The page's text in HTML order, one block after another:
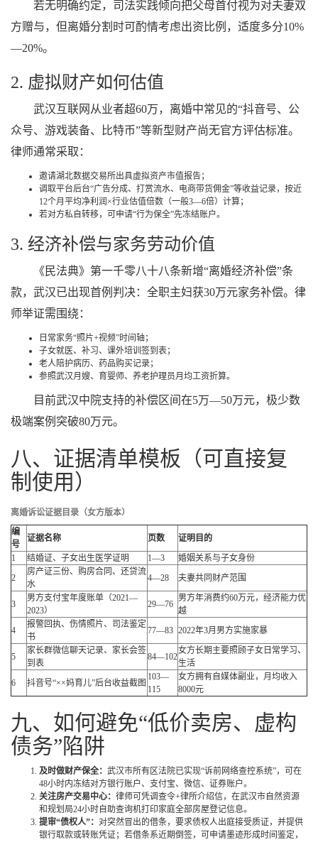
若无明确约定，司法实践倾向把父母首付视为对夫妻双
方赠与，但离婚分割时可酌情考虑出资比例，适度多分10%
—20%。
2. 虚拟财产如何估值
武汉互联网从业者超60万，离婚中常见的“抖音号、公
众号、游戏装备、比特币”等新型财产尚无官方评估标准。
律师通常采取：
邀请湖北数据交易所出具虚拟资产市值报告；
调取平台后台“广告分成、打赏流水、电商带货佣金”等收益记录，按近
12个月平均净利润×行业估值倍数（一般3—6倍）计算；
若对方私自转移，可申请“行为保全”先冻结账户。
3. 经济补偿与家务劳动价值
《民法典》第一千零八十八条新增“离婚经济补偿”条
款，武汉已出现首例判决：全职主妇获30万元家务补偿。律
师举证需围绕：
日常家务“照片+视频”时间轴；
子女就医、补习、课外培训签到表；
老人陪护病历、药品购买记录；
参照武汉月嫂、育婴师、养老护理员月均工资折算。
目前武汉中院支持的补偿区间在5万—50万元，极少数
极端案例突破80万元。
八、证据清单模板（可直接复
制使用）
离婚诉讼证据目录（女方版本）
编
号
证据名称 页数
证明目的
1
结婚证、子女出生医学证明 1—3
婚姻关系与子女身份
2
房产证三份、购房合同、还贷流
水
4—28 夫妻共同财产范围
3
男方支付宝年度账单（2021—
2023）
29—76
男方年消费约60万元，经济能力优
越
4
报警回执、伤情照片、司法鉴定
书
77—83 2022年3月男方实施家暴
5
家长群微信聊天记录、家长会签
到表
84—102
女方长期主要照顾子女日常学习、
生活
6
抖音号“××妈育儿”后台收益截图
103—
115
女方拥有自媒体副业，月均收入
8000元
九、如何避免“低价卖房、虚构
债务”陷阱
及时做财产保全： 武汉市所有区法院已实现“诉前网络查控系统”，可在
48小时内冻结对方银行账户、支付宝、微信、证券账户。
关注房产交易中心： 律师可凭调查令+律所介绍信，在武汉市自然资源
和规划局24小时自助查询机打印家庭全部房屋登记信息。
提审“债权人”： 对突然冒出的借条，要求债权人出庭接受质证，并提供
银行取款或转账凭证；若借条系近期倒签，可申请墨迹形成时间鉴定，